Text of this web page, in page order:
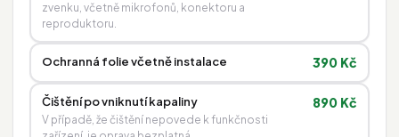
zvenku, včetně mikrofonů, konektoru a
reproduktoru.
Ochranná folie včetně instalace 390 Kč
Čištění po vniknutí kapaliny
V případě, že čištění nepovede k funkčnosti
890 Kč